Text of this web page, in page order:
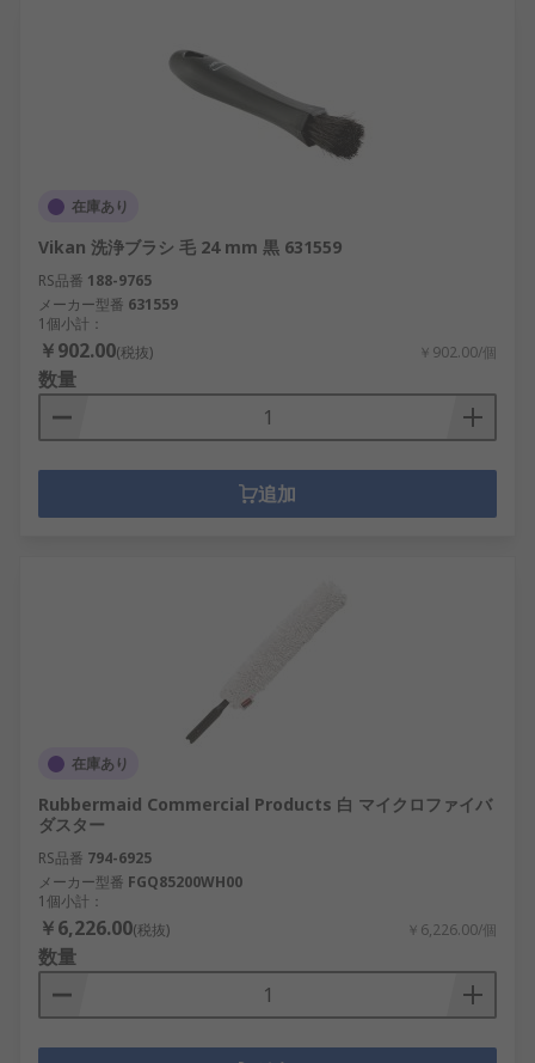
在庫あり
Vikan 洗浄ブラシ 毛 24 mm 黒 631559
RS品番 188-9765
メーカー型番 631559
1個小計：
￥902.00(税抜) ￥902.00/個
数量
追加
在庫あり
Rubbermaid Commercial Products 白 マイクロファイバ
ダスター
RS品番 794-6925
メーカー型番 FGQ85200WH00
1個小計：
￥6,226.00(税抜) ￥6,226.00/個
数量